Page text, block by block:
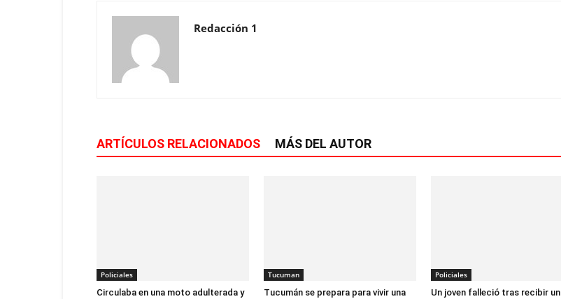
Redacción 1
ARTÍCULOS RELACIONADOS MÁS DEL AUTOR
Policiales
Circulaba en una moto adulterada y
Tucuman
Tucumán se prepara para vivir una
Policiales
Un joven falleció tras recibir un